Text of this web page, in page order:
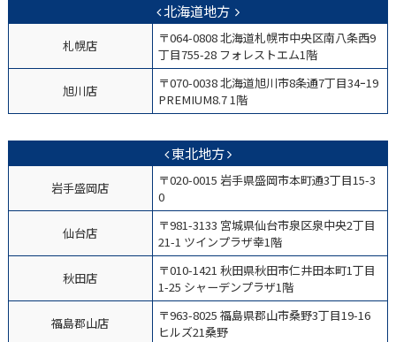
北海道地方
札幌店
〒064-0808 北海道札幌市中央区南八条西9
丁目755-28 フォレストエム1階
旭川店
〒070-0038 北海道旭川市8条通7丁目34ｰ19
PREMIUM8.7 1階
東北地方
岩手盛岡店
〒020-0015 岩手県盛岡市本町通3丁目15-3
0
仙台店
〒981-3133 宮城県仙台市泉区泉中央2丁目
21-1 ツインプラザ幸1階
秋田店
〒010-1421 秋田県秋田市仁井田本町1丁目
1-25 シャーデンプラザ1階
福島郡山店
〒963-8025 福島県郡山市桑野3丁目19-16
ヒルズ21桑野